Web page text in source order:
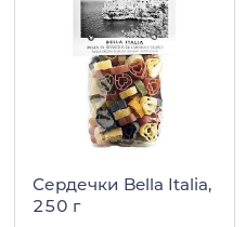
Сердечки Bella Italia,
250 г